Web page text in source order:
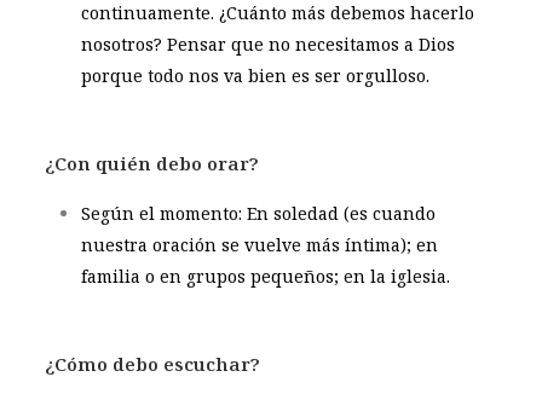
continuamente. ¿Cuánto más debemos hacerlo
nosotros? Pensar que no necesitamos a Dios
porque todo nos va bien es ser orgulloso.
¿Con quién debo orar?
Según el momento: En soledad (es cuando
nuestra oración se vuelve más íntima); en
familia o en grupos pequeños; en la iglesia.
¿Cómo debo escuchar?